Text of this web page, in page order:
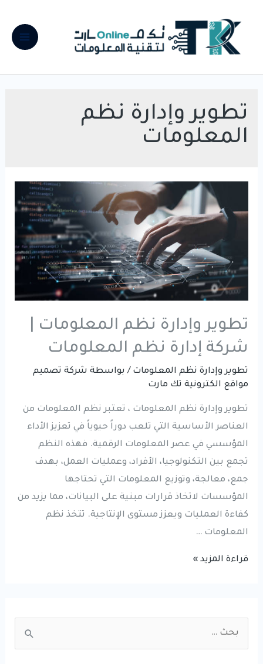
المحتوى
تطوير وإدارة نظم
المعلومات
تطوير وإدارة نظم المعلومات |
شركة إدارة نظم المعلومات
تطوير وإدارة نظم المعلومات / بواسطة شركة تصميم
مواقع الكترونية تك مارت
تطوير وإدارة نظم المعلومات ، تعتبر نظم المعلومات من
العناصر الأساسية التي تلعب دوراً حيوياً في تعزيز الأداء
المؤسسي في عصر المعلومات الرقمية. فهذه النظم
تجمع بين التكنولوجيا، الأفراد، وعمليات العمل، بهدف
جمع، معالجة، وتوزيع المعلومات التي تحتاجها
المؤسسات لاتخاذ قرارات مبنية على البيانات، مما يزيد من
كفاءة العمليات ويعزز مستوى الإنتاجية. تتخذ نظم
المعلومات …
تطوير
شركة
قراءة المزيد »